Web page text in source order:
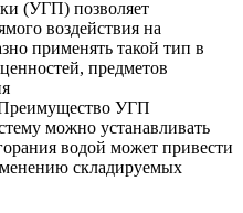
(УГП) позволяет
воздействия на
применять такой тип в
предметов
Преимущество УГП
можно устанавливать
водой может привести
складируемых